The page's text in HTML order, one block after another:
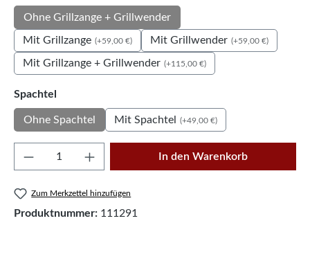
Ohne Grillzange + Grillwender
Mit Grillzange (+59,00 €) Mit Grillwender (+59,00 €)
Mit Grillzange + Grillwender (+115,00 €)
Spachtel
Ohne Spachtel Mit Spachtel (+49,00 €)
Produkt Anzahl: Gib den gewünschten
In den Warenkorb
Zum Merkzettel hinzufügen
Produktnummer: 111291